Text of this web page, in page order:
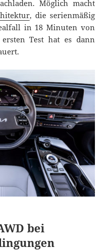
Möglich macht
, die serienmäßig
in 18 Minuten von
Test hat es dann
bei